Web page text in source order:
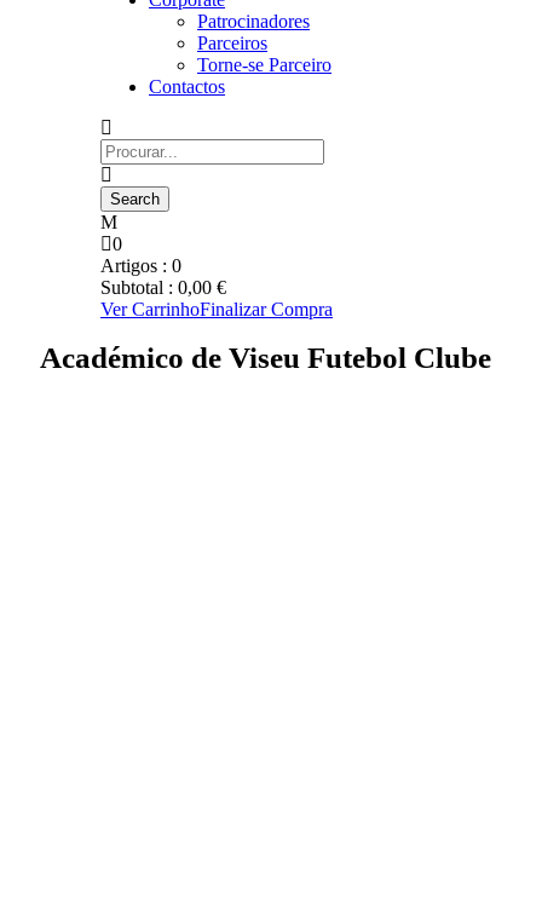
Patrocinadores
Parceiros
Torne-se Parceiro
Contactos
0
Artigos : 0
Subtotal : 0,00 €
Ver CarrinhoFinalizar Compra
Académico de Viseu Futebol Clube